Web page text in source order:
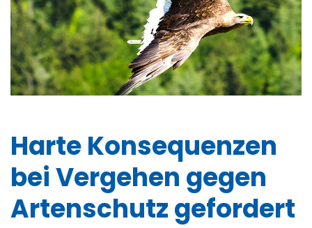
Harte Konsequenzen
bei Vergehen gegen
Artenschutz gefordert